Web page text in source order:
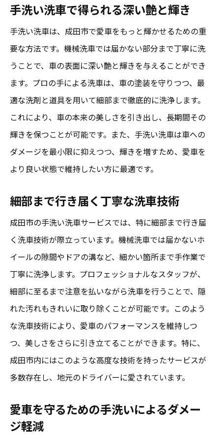
成田で手洗い洗車を利用する際のチェック
ポイント
手洗い洗車が成田で人気の理由とは
成田での手洗い洗車の需要と供給
地元で支持される手洗い洗車のメリット
成田の交通環境が手洗い洗車を必要とする
理由
手洗い洗車のエコフレンドリーな側面
機械洗車と手洗い洗車の違い
成田のプロが教える手洗い洗車の魅力
成田の専門家が語る洗車のこだわり
手洗い洗車が愛車の価値を高める理由
プロが選ぶおすすめの洗車用品
手洗い洗車で保つ車のコンディション
成田のプロから学ぶ洗車の豆知識
成田市で手洗い洗車のプロが提供する特典情報
成田で利用できる洗車特典とサービス
初回利用者向け特典の活用法
手洗い洗車で得られる深い艶と輝き
手洗い洗車は、成田市で愛車をもっと輝かせるための重
要な方法です。機械洗車では届かない部分まで丁寧に洗
うことで、車の表面に深い艶と輝きを与えることができ
ます。プロの手による洗車は、車の塗装を守りつつ、最
適な洗剤と道具を用いて細部まで徹底的に洗浄します。
これにより、車の本来の美しさを引き出し、長期間その
輝きを保つことが可能です。また、手洗い洗車は車への
ダメージを最小限に抑えつつ、輝きを増すため、愛車を
より良い状態で維持したい方に最適です。
細部まで行き届く丁寧な洗車技術
成田市の手洗い洗車サービスでは、特に細部まで行き届
く洗車技術が際立っています。機械洗車では届かないホ
イールの隙間やドアの溝など、細かい箇所まで手作業で
丁寧に洗浄します。プロフェッショナルなスタッフが、
細部に至るまで注意を払いながら洗車を行うことで、隠
れた汚れもきれいに取り除くことが可能です。このよう
な洗車技術により、愛車のパフォーマンスを維持しつ
つ、美しさをさらに引き立てることができます。特に、
成田市内にはこのような高度な技術を持ったサービスが
多数存在し、地元のドライバーに愛されています。
愛車を守るための手洗いによるダメー
ジ軽減